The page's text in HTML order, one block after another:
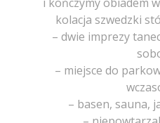
kolacja szwedzki
– dwie imprezy
– miejsce do
– basen, sauna,